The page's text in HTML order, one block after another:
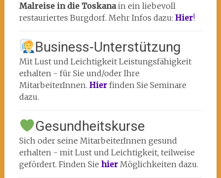
Malreise in die Toskanain ein liebevoll
restauriertes Burgdorf. Mehr Infos dazu: Hier!
Business-Unterstützung
Mit Lust und Leichtigkeit Leistungsfähigkeit
erhalten - für Sie und/oder Ihre
MitarbeiterInnen. Hier finden Sie Seminare
dazu.
Gesundheitskurse
Sich oder seine MitarbeiterInnen gesund
erhalten - mit Lust und Leichtigkeit, teilweise
gefördert. Finden Sie hier Möglichkeiten dazu.